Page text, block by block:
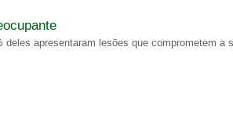
apresentaram lesões que comprometem a